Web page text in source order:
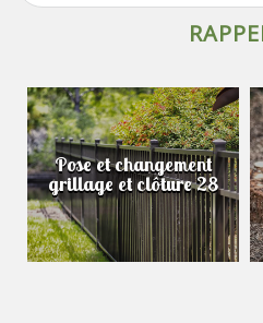
Pose et changement
grillage et clôture 28